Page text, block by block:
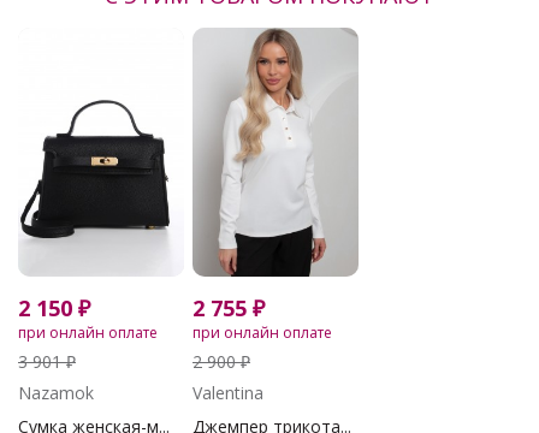
2 150 ₽
при онлайн оплате
3 901 ₽
Nazamok
Сумка женская-м...
2 755 ₽
при онлайн оплате
2 900 ₽
Valentina
Джемпер трикота...